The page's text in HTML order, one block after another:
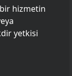
hizmetin
yetkisi